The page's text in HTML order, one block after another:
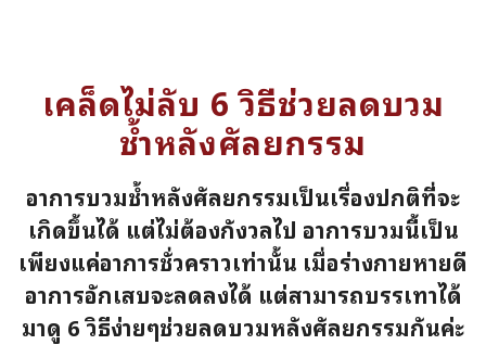
เคล็ดไม่ลับ 6 วิธีช่วยลดบวม
ช้ำหลังศัลยกรรม
อาการบวมช้ำหลังศัลยกรรมเป็นเรื่องปกติที่จะ
เกิดขึ้นได้ แต่ไม่ต้องกังวลไป อาการบวมนี้เป็น
เพียงแค่อาการชั่วคราวเท่านั้น เมื่อร่างกายหายดี
อาการอักเสบจะลดลงได้ แต่สามารถบรรเทาได้
มาดู 6 วิธีง่ายๆช่วยลดบวมหลังศัลยกรรมกันค่ะ